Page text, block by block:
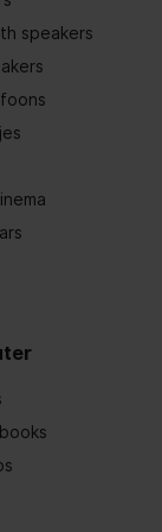
Touch
speakers